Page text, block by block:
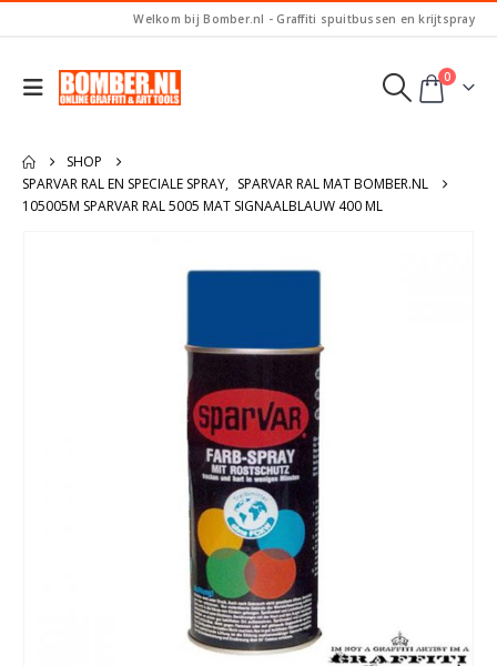
Welkom bij Bomber.nl - Graffiti spuitbussen en krijtspray
0
SHOP
SPARVAR RAL EN SPECIALE SPRAY, SPARVAR RAL MAT BOMBER.NL
105005M SPARVAR RAL 5005 MAT SIGNAALBLAUW 400 ML